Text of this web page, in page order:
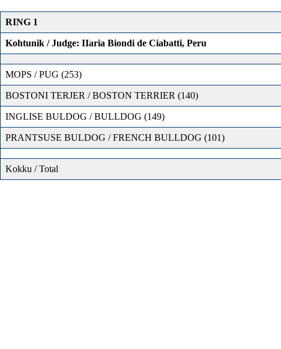
RING 1
Kohtunik / Judge: IIaria Biondi de Ciabatti, Peru
MOPS / PUG (253)
BOSTONI TERJER / BOSTON TERRIER (140)
INGLISE BULDOG / BULLDOG (149)
PRANTSUSE BULDOG / FRENCH BULLDOG (101)
Kokku / Total